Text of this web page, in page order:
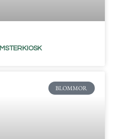
BLOMMOR